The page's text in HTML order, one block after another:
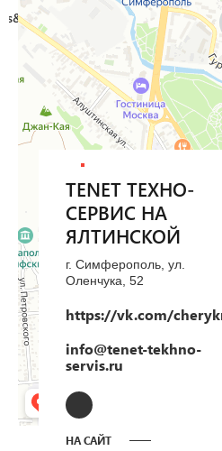
TENET ТЕХНО-
СЕРВИС НА
ЯЛТИНСКОЙ
г. Симферополь, ул.
Оленчука, 52
https://vk.com/
info@tenet-tekhno-
servis.ru
НА САЙТ